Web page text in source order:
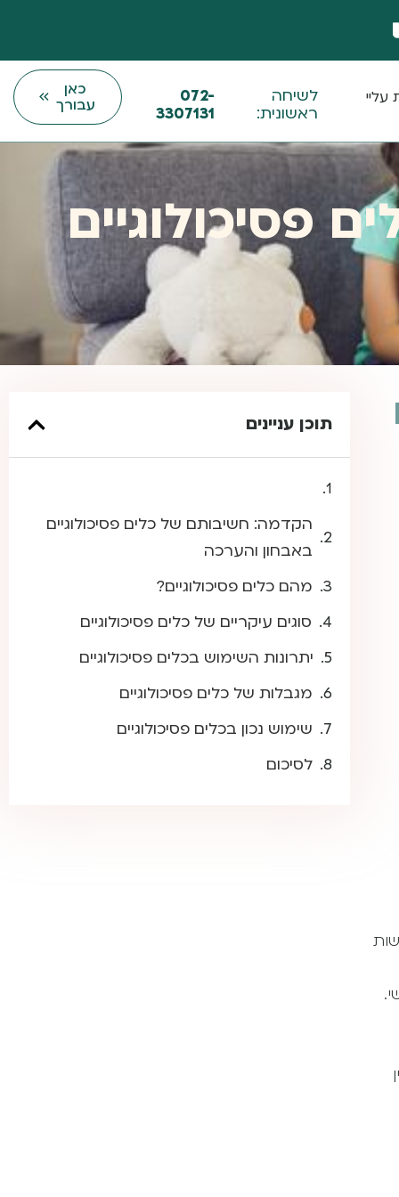
לשיחה
ראשונית:
072-
3307131
כאן
עבורך
פסיכולוגיים
תוכן עניינים
הקדמה: חשיבותם של כלים פסיכולוגיים
באבחון והערכה
מהם כלים פסיכולוגיים?
סוגים עיקריים של כלים פסיכולוגיים
יתרונות השימוש בכלים פסיכולוגיים
מגבלות של כלים פסיכולוגיים
שימוש נכון בכלים פסיכולוגיים
לסיכום